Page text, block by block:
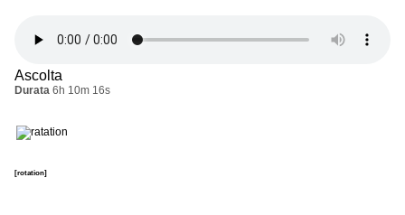
Ascolta
Durata 6h 10m 16s
[rotation]